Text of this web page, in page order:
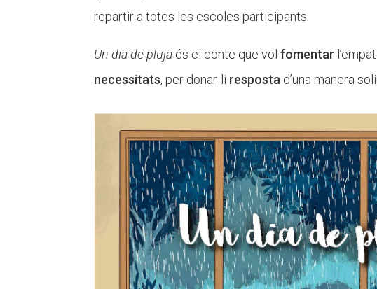
repartir a totes les escoles participants.
Un dia de pluja és el conte que volfomentar
necessitats, per donar-li resposta d’una manera